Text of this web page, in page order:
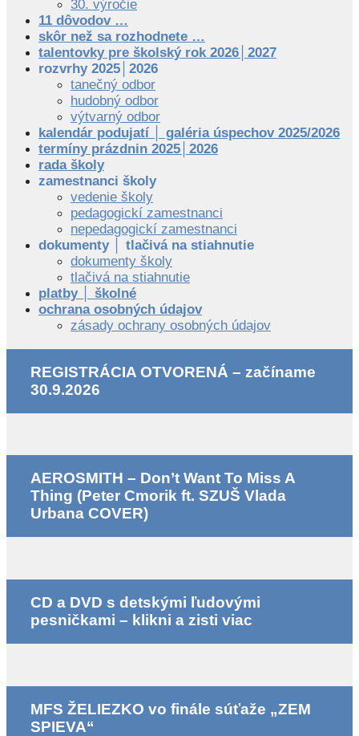
30. výročie
11 dôvodov …
skôr než sa rozhodnete …
talentovky pre školský rok 2026│2027
rozvrhy 2025│2026
tanečný odbor
hudobný odbor
výtvarný odbor
kalendár podujatí │ galéria úspechov 2025/2026
termíny prázdnin 2025│2026
rada školy
zamestnanci školy
vedenie školy
pedagogickí zamestnanci
nepedagogickí zamestnanci
dokumenty │ tlačivá na stiahnutie
dokumenty školy
tlačivá na stiahnutie
platby │ školné
ochrana osobných údajov
zásady ochrany osobných údajov
REGISTRÁCIA OTVORENÁ – začíname
30.9.2026
AEROSMITH – Don’t Want To Miss A
Thing (Peter Cmorik ft. SZUŠ Vlada
Urbana COVER)
CD a DVD s detskými ľudovými
pesničkami – klikni a zisti viac
MFS ŽELIEZKO vo finále súťaže „ZEM
SPIEVA“